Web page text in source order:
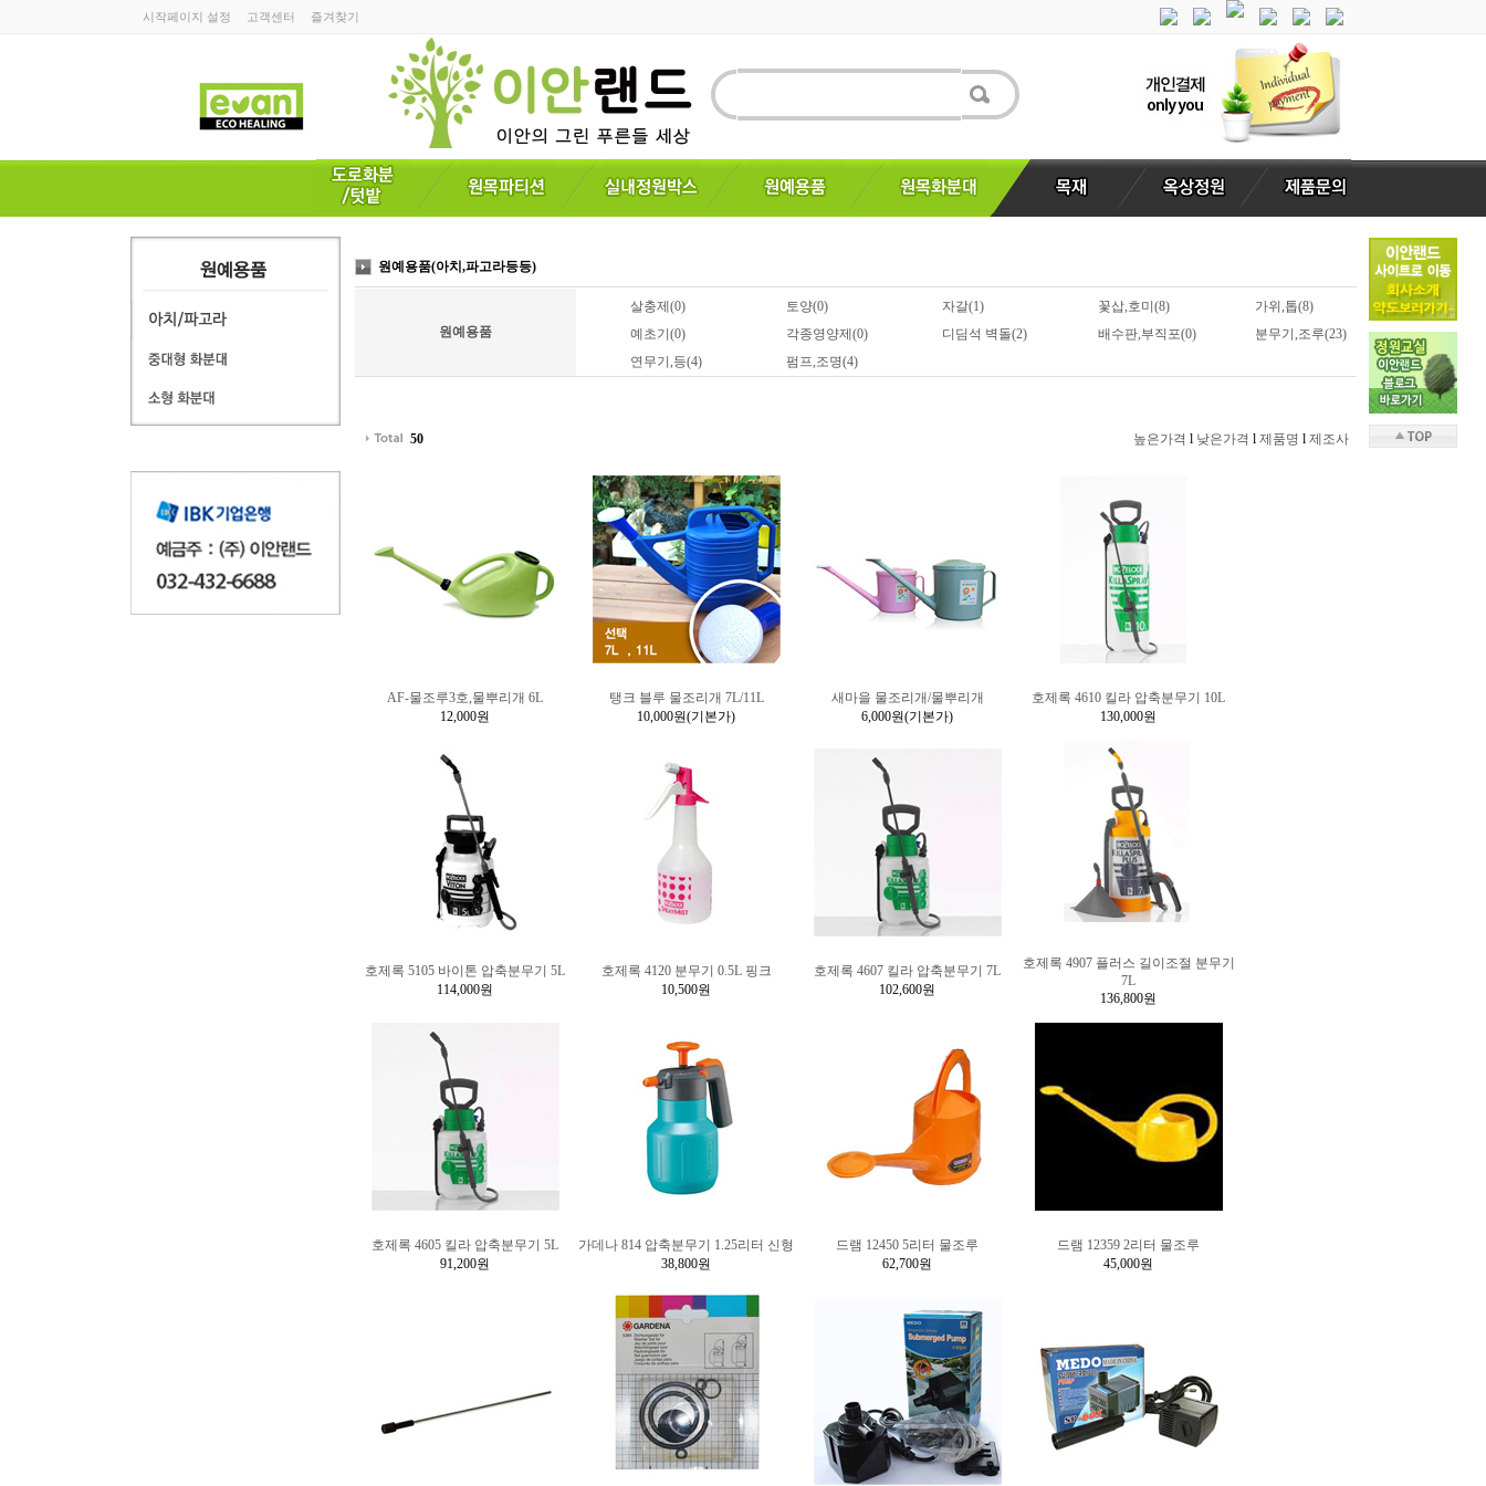
시작페이지 설정 고객센터 즐겨찾기
원예용품(아치,파고라등등)
원예용품
살충제(0) 토양(0) 자갈(1) 꽃삽,호미(8)
가위,톱(8)
예초기(0)
각종영양제(0) 디딤석 벽돌(2) 배수판,부직포(0)
분무기,조루(23)
연무기,등(4)
펌프,조명(4)
50 높은가격 l 낮은가격 l 제품명 l 제조사
AF-물조루3호,물뿌리개 6L
12,000원
탱크 블루 물조리개 7L/11L
10,000원(기본가)
새마을 물조리개/물뿌리개
6,000원(기본가)
호제록 4610 킬라 압축분무기 10L
130,000원
호제록 5105 바이톤 압축분무기 5L
114,000원
호제록 4120 분무기 0.5L 핑크
10,500원
호제록 4607 킬라 압축분무기 7L
102,600원
호제록 4907 플러스 길이조절 분무기
7L
136,800원
호제록 4605 킬라 압축분무기 5L
91,200원
가데나 814 압축분무기 1.25리터 신형
38,800원
드램 12450 5리터 물조루
62,700원
드램 12359 2리터 물조루
45,000원